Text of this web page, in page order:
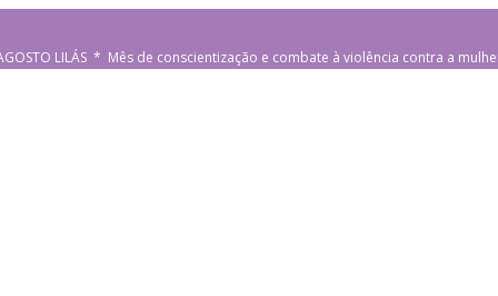
LILÁS * Mês de conscientização e combate à violência contra a